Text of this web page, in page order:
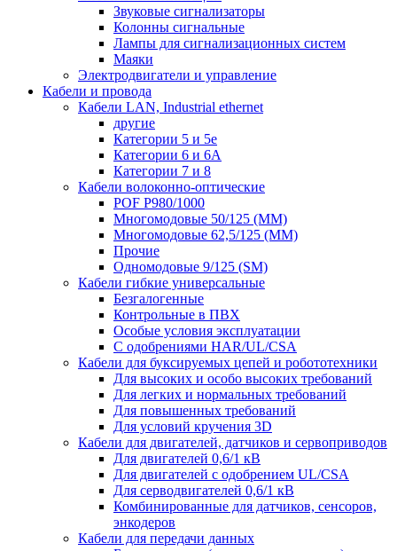
Звуковые сигнализаторы
Колонны сигнальные
Лампы для сигнализационных систем
Маяки
Электродвигатели и управление
Кабели и провода
Кабели LAN, Industrial ethernet
другие
Категории 5 и 5е
Категории 6 и 6A
Категории 7 и 8
Кабели волоконно-оптические
POF P980/1000
Многомодовые 50/125 (ММ)
Многомодовые 62,5/125 (ММ)
Прочие
Одномодовые 9/125 (SM)
Кабели гибкие универсальные
Безгалогенные
Контрольные в ПВХ
Особые условия эксплуатации
С одобрениями HAR/UL/CSA
Кабели для буксируемых цепей и робототехники
Для высоких и особо высоких требований
Для легких и нормальных требований
Для повышенных требований
Для условий кручения 3D
Кабели для двигателей, датчиков и сервоприводов
Для двигателей 0,6/1 кВ
Для двигателей с одобрением UL/CSA
Для серводвигателей 0,6/1 кВ
Комбинированные для датчиков, cенсоров,
энкодеров
Кабели для передачи данных